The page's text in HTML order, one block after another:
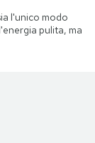
l'unico modo
pulita, ma